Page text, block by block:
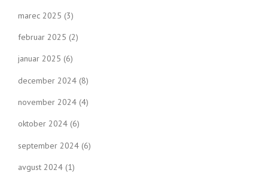
marec 2025 (3)
februar 2025 (2)
januar 2025 (6)
december 2024 (8)
november 2024 (4)
oktober 2024 (6)
september 2024 (6)
avgust 2024 (1)